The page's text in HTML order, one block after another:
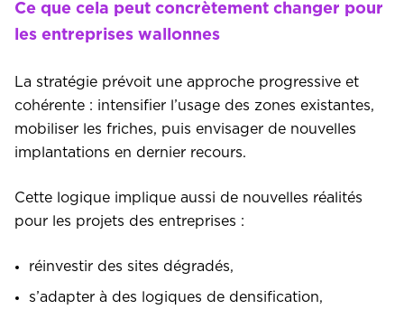
Ce que cela peut concrètement changer pour
les entreprises wallonnes
La stratégie prévoit une approche progressive et
cohérente : intensifier l’usage des zones existantes,
mobiliser les friches, puis envisager de nouvelles
implantations en dernier recours.
Cette logique implique aussi de nouvelles réalités
pour les projets des entreprises :
réinvestir des sites dégradés,
s’adapter à des logiques de densification,